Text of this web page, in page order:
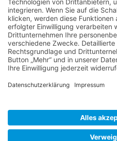
Start
Zurück
1
2
Weiter
Ende
Aktuelle Seite:
Bildergalerie
Copyright © RV 1897 Schifferstadt |